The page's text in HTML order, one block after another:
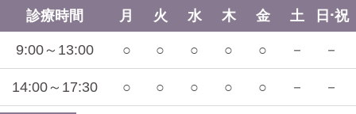
診療時間 月 火 水 木 金 土 日･祝
9:00～13:00 ○ ○ ○ ○ ○ － －
14:00～17:30 ○ ○ ○ ○ ○ － －